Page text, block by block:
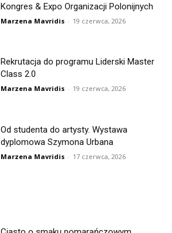
Kongres & Expo Organizacji Polonijnych
Marzena Mavridis - 19 czerwca, 2026
Rekrutacja do programu Liderski Master
Class 2.0
Marzena Mavridis - 19 czerwca, 2026
Od studenta do artysty. Wystawa
dyplomowa Szymona Urbana
Marzena Mavridis - 17 czerwca, 2026